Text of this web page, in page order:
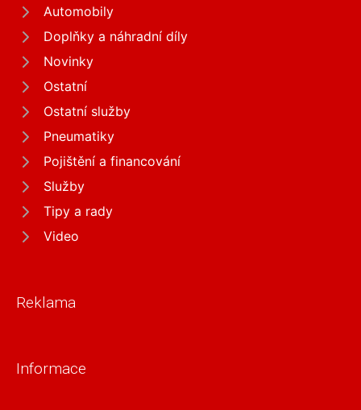
Automobily
Doplňky a náhradní díly
Novinky
Ostatní
Ostatní služby
Pneumatiky
Pojištění a financování
Služby
Tipy a rady
Video
Reklama
Informace